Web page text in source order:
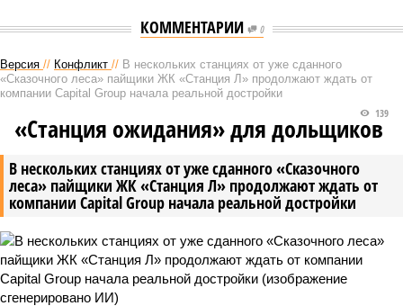
КОММЕНТАРИИ 0
Версия // Конфликт // В нескольких станциях от уже сданного
«Сказочного леса» пайщики ЖК «Станция Л» продолжают ждать от
компании Capital Group начала реальной достройки
В нескольких станциях от уже сданного «Сказочного
леса» пайщики ЖК «Станция Л» продолжают ждать от
компании Capital Group начала реальной достройки
139
«Станция ожидания» для дольщиков